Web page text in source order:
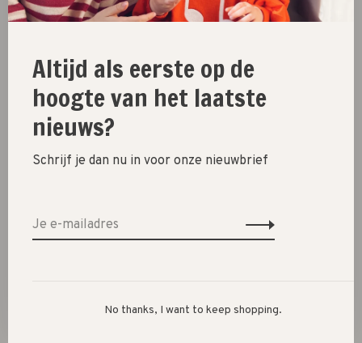
roarwell // sea lion
€55,00
tablet // blauw
Altijd als eerste op de
hoogte van het laatste
nieuws?
Schrijf je dan nu in voor onze nieuwbrief
No thanks, I want to keep shopping.